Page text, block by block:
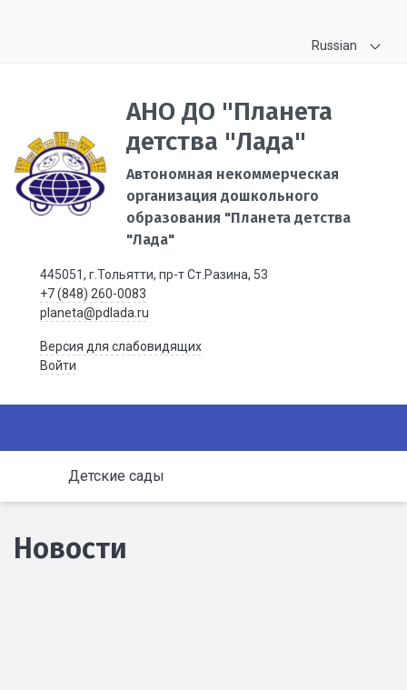
Russian
АНО ДО "Планета
детства "Лада"
Автономная некоммерческая
организация дошкольного
образования "Планета детства
"Лада"
445051, г.Тольятти, пр-т Ст.Разина, 53
+7 (848) 260-0083
planeta@pdlada.ru
Версия для слабовидящих
Войти
Детские сады
Новости